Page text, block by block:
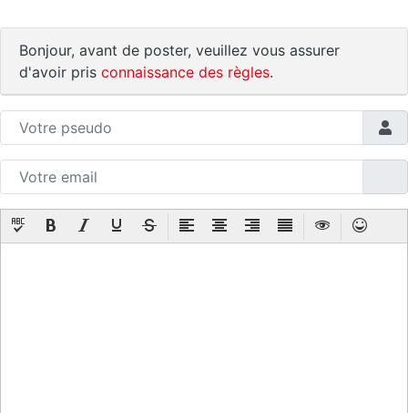
Bonjour, avant de poster, veuillez vous assurer
d'avoir pris connaissance des règles.